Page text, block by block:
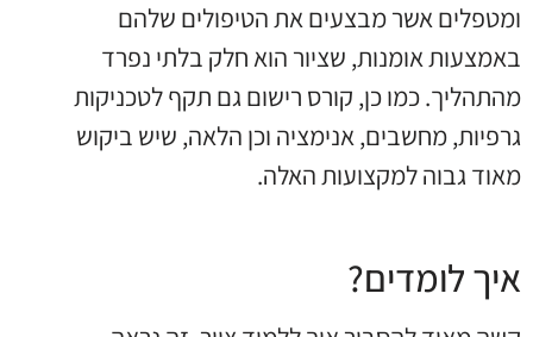
ומטפלים אשר מבצעים את הטיפולים שלהם
באמצעות אומנות, שציור הוא חלק בלתי נפרד
מהתהליך. כמו כן, קורס רישום גם תקף לטכניקות
גרפיות, מחשבים, אנימציה וכן הלאה, שיש ביקוש
מאוד גבוה למקצועות האלה.
איך לומדים?